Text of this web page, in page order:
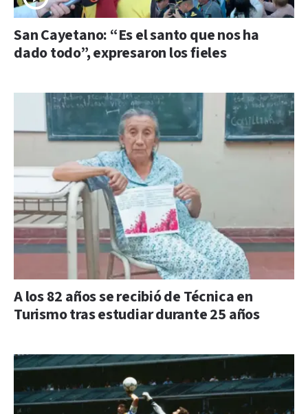
San Cayetano: “Es el santo que nos ha
dado todo”, expresaron los fieles
A los 82 años se recibió de Técnica en
Turismo tras estudiar durante 25 años